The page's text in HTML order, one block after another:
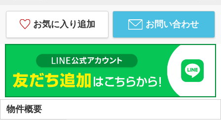
お気に入り追加 お問い合わせ
物件概要